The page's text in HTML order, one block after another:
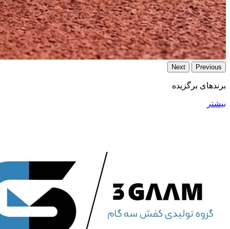
Previous
Next
برند‌های برگزیده
بیشتر